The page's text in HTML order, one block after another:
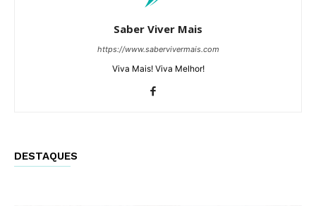
Saber Viver Mais
https://www.sabervivermais.com
Viva Mais! Viva Melhor!
DESTAQUES